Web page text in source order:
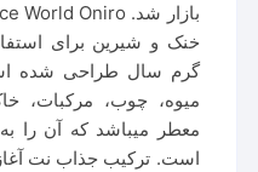
خنک و شیرین برای
گرم سال طراحی شده
میوه، چوب، مرکبات،
معطر میباشد که آن را
است. ترکیب جذاب نت